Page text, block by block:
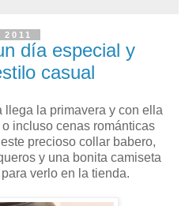
día especial y
casual
llega la primavera y con ella
incluso cenas románticas
precioso collar babero,
y una bonita camiseta
para verlo en la tienda.